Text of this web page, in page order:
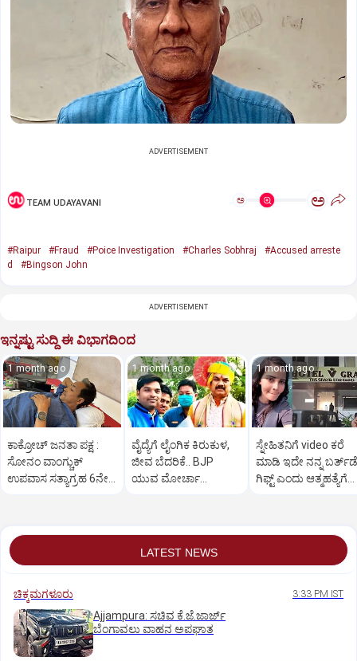
ADVERTISEMENT
TEAM UDAYAVANI ಅ ಅ
#Raipur #Fraud #Poice Investigation #Charles Sobhraj
#Accused arreste
d
#Bingson John
ADVERTISEMENT
ಇನ್ನಷ್ಟು ಸುದ್ದಿ ಈ ವಿಭಾಗದಿಂದ
1 month ago
ಕಾಕ್ರೋಚ್ ಜನತಾ ಪಕ್ಷ :
ಸೋನಂ ವಾಂಗ್ಚುಕ್
ಉಪವಾಸ ಸತ್ಯಾಗ್ರಹ 6ನೇ
1 month ago
ವೈದ್ಯೆಗೆ ಲೈಂಗಿಕ ಕಿರುಕುಳ,
ಜೀವ ಬೆದರಿಕೆ.. BJP
ಯುವ ಮೋರ್ಚಾ
1 month ago
ಸ್ನೇಹಿತನಿಗೆ video ಕರೆ
ಮಾಡಿ ಇದೇ ನನ್ನ
ಗಿಫ್ಟ್ ಎಂದು ಆತ್ಮಹತ್ಯೆಗೆ
LATEST NEWS
ಚಿಕ್ಕಮಗಳೂರು 3:33 PM IST
Ajjampura: ಸಚಿವ ಕೆ.ಜೆ.ಜಾರ್ಜ್
ಬೆಂಗಾವಲು ವಾಹನ ಅಪಘಾತ